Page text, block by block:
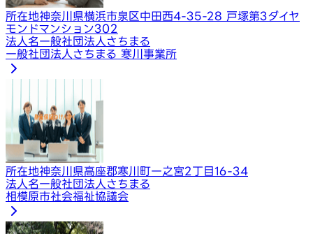
所在地神奈川県横浜市泉区中田西4-35-28 戸塚第3ダイヤ
モンドマンション302
法人名一般社団法人さちまる
一般社団法人さちまる 寒川事業所
所在地神奈川県高座郡寒川町一之宮2丁目16-34
法人名一般社団法人さちまる
相模原市社会福祉協議会